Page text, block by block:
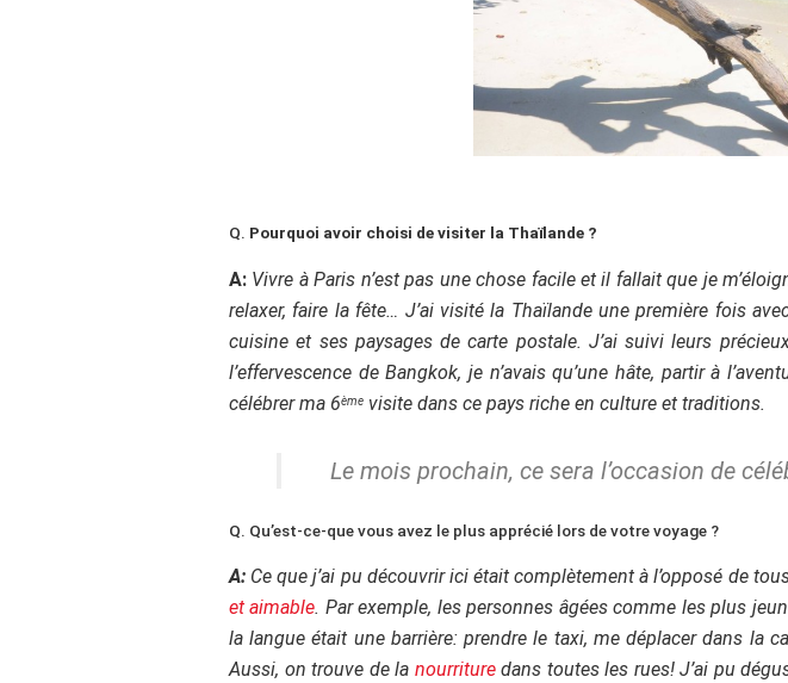
Q. Pourquoi avoir choisi de visiter la Thaïlande ?
A: Vivre à Paris n’est pas une chose facile et il fallait que je
relaxer, faire la fête… J’ai visité la Thaïlande une première fois
cuisine et ses paysages de carte postale. J’ai suivi leurs
l’effervescence de Bangkok, je n’avais qu’une hâte, partir à
célébrer ma 6ème visite dans ce pays riche en culture et traditions.
Le mois prochain, ce sera l’occasion de
Q. Qu’est-ce-que vous avez le plus apprécié lors de votre voyage ?
A: Ce que j’ai pu découvrir ici était complètement à l’opposé de
et aimable. Par exemple, les personnes âgées comme les plus
la langue était une barrière: prendre le taxi, me déplacer dans la
Aussi, on trouve de la nourrituredans toutes les rues! J’ai pu